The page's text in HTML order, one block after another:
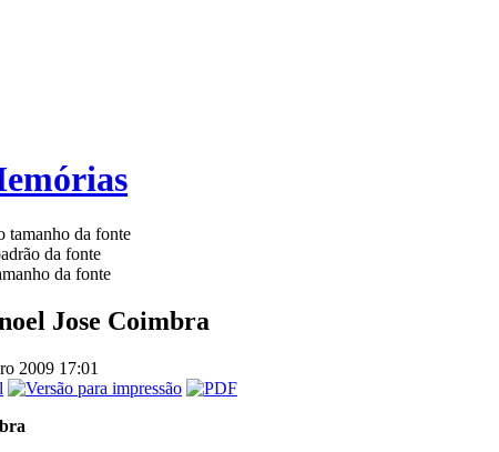
Jose Coimbra
2009 17:01